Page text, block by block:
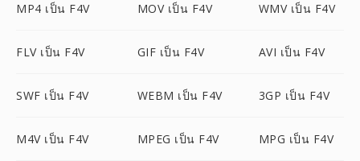
MP4 เป็น F4V MOV เป็น F4V WMV เป็น F4V
FLV เป็น F4V GIF เป็น F4V AVI เป็น F4V
SWF เป็น F4V WEBM เป็น F4V 3GP เป็น F4V
M4V เป็น F4V MPEG เป็น F4V MPG เป็น F4V